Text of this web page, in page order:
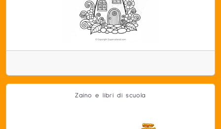
Zaino e libri di scuola